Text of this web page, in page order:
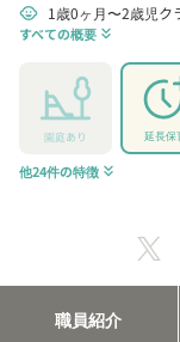
child_care 1歳0ヶ月〜2歳児ク
すべての概要 keyboard_double_arrow_down
園庭あり 延長保
他24件の特徴 keyboard_double_arrow_down
職員紹介